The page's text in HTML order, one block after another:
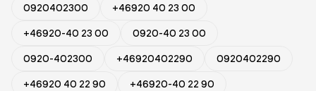
0920402300
+46920 40 23 00
+46920-40 23 00
0920-40 23 00
0920-402300
+46920402290
0920402290
+46920 40 22 90
+46920-40 22 90